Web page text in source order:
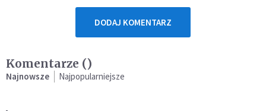
DODAJ KOMENTARZ
Komentarze ()
Najnowsze Najpopularniejsze